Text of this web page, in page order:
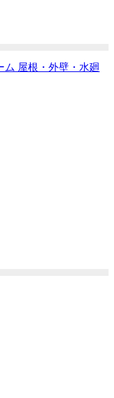
ム 屋根・外壁・水廻